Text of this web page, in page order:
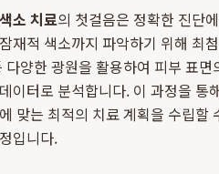
소 치료의 첫걸음은 정확한 진단
재적 색소까지 파악하기 위해 최
다양한 광원을 활용하여 피부 표
이터로 분석합니다. 이 과정을
맞는 최적의 치료 계획을 수립
입니다.